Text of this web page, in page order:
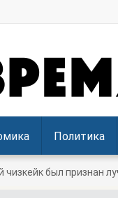
Политика
чизкейк был признан